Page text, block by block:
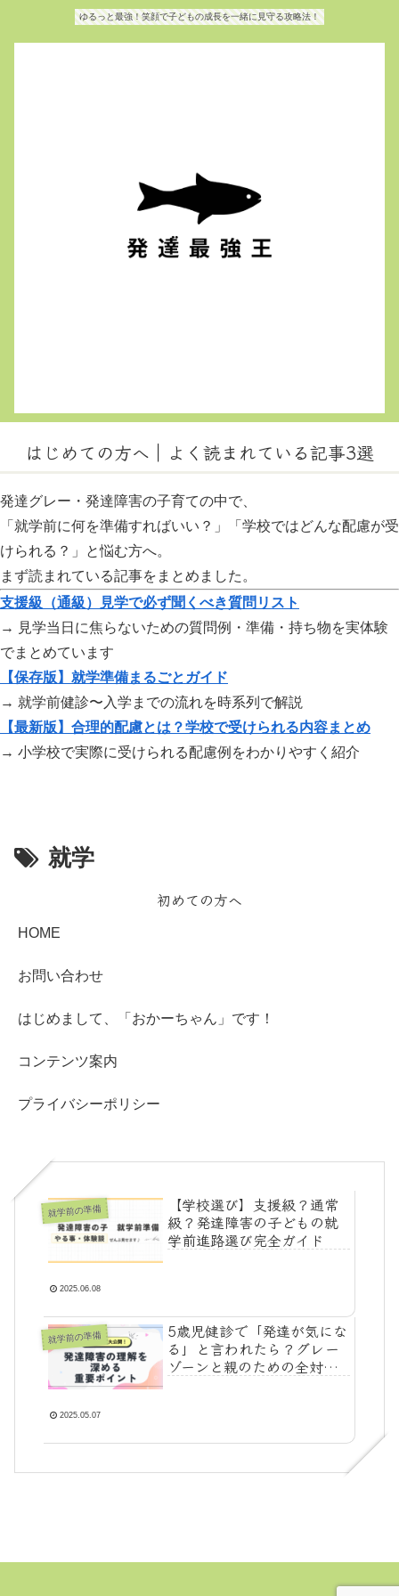
ゆるっと最強！笑顔で子どもの成長を一緒に見守る攻略法！
はじめての方へ｜よく読まれている記事3選
発達グレー・発達障害の子育ての中で、
「就学前に何を準備すればいい？」「学校ではどんな配慮が受
けられる？」と悩む方へ。
まず読まれている記事をまとめました。
支援級（通級）見学で必ず聞くべき質問リスト
→ 見学当日に焦らないための質問例・準備・持ち物を実体験
でまとめています
【保存版】就学準備まるごとガイド
→ 就学前健診〜入学までの流れを時系列で解説
【最新版】合理的配慮とは？学校で受けられる内容まとめ
→ 小学校で実際に受けられる配慮例をわかりやすく紹介
就学
初めての方へ
HOME
お問い合わせ
はじめまして、「おかーちゃん」です！
コンテンツ案内
プライバシーポリシー
就学前の準備
【学校選び】支援級？通常
級？発達障害の子どもの就
学前進路選び完全ガイド
2025.06.08
就学前の準備
5歳児健診で「発達が気にな
る」と言われたら？グレー
ゾーンと親のための全対策
2025.05.07